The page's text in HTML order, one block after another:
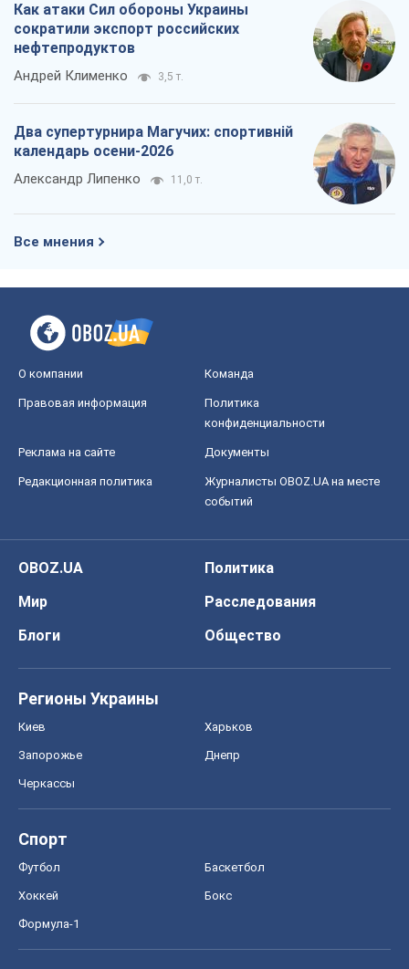
Как атаки Сил обороны Украины
сократили экспорт российских
нефтепродуктов
Андрей Клименко 3,5 т.
Два супертурнира Магучих: спортивній
календарь осени-2026
Александр Липенко 11,0 т.
Все мнения
О компании Команда
Правовая информация
Политика
конфиденциальности
Реклама на сайте Документы
Редакционная политика
Журналисты OBOZ.UA на месте
событий
OBOZ.UA
Политика
Мир
Расследования
Блоги
Общество
Регионы Украины
Киев Харьков
Запорожье Днепр
Черкассы
Спорт
Футбол Баскетбол
Хоккей Бокс
Формула-1